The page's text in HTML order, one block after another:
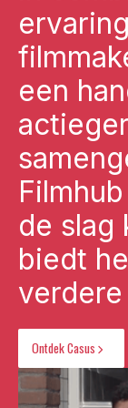
een
de slag
biedt
Ontdek Casus